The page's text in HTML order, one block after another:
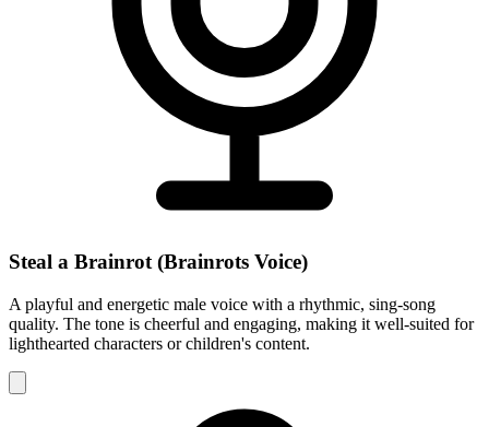
Steal a Brainrot (Brainrots Voice)
A playful and energetic male voice with a rhythmic, sing-song
quality. The tone is cheerful and engaging, making it well-suited for
lighthearted characters or children's content.